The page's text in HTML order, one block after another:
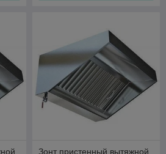
Зонт пристенный вытяжной